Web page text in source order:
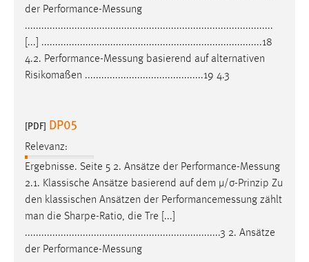
der Performance-Messung
..........................................................................................
[...] ................................................................................18
4.2. Performance-Messung basierend auf alternativen
Risikomaßen ...........................................19 4.3
[PDF] DP05
Relevanz:
Ergebnisse. Seite 5 2. Ansätze der Performance-Messung
2.1. Klassische Ansätze basierend auf dem µ/σ-Prinzip Zu
den klassischen Ansätzen der Performancemessung zählt
man die Sharpe-Ratio, die Tre [...]
.......................................................................3 2. Ansätze
der Performance-Messung